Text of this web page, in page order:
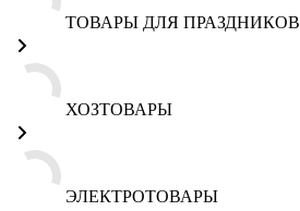
ТОВАРЫ ДЛЯ ПРАЗДНИКОВ
ХОЗТОВАРЫ
ЭЛЕКТРОТОВАРЫ